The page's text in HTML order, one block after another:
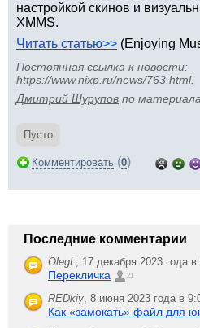
настройкой скинов и
XMMS.
Читать статью>> (Enjoying
Постоянная ссылка к новости:
https://www.nixp.ru/news/763.html.
Дмитрий Шурупов по
Пусто
Комментировать (0)
Последние комментарии
OlegL, 17 декабря 2023 года
Перекличка 21
REDkiy, 8 июня 2023 года в
Как «замокать» файл для